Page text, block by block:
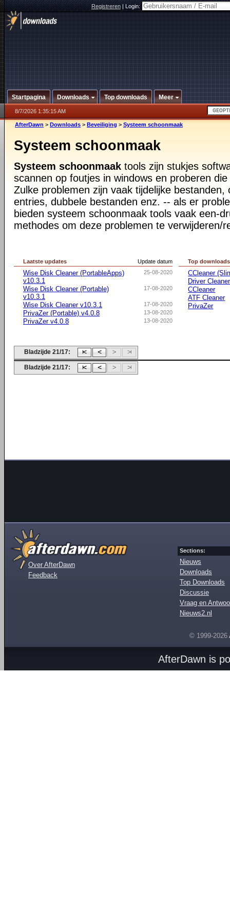
Registreren|Login:
Startpagina Downloads Top downloads Meer
8/7/2026 1:35:15 AM
AfterDawn > Downloads > Beveiliging > Systeem schoonmaak
Systeem schoonmaak
Systeem schoonmaak tools zijn stukjes
scannen op foutjes in windows en proberen
Zulke problemen zijn vaak tijdelijke bestanden,
entries, dubbele bestanden enz. -- als er
bieden systeem schoonmaak tools vaak een-
methodes om deze problemen te verwijderen/
Update datum
Laatste updates
25-08-2020
Wise Disk Cleaner (PortableApps)
v10.3.1
17-08-2020
Wise Disk Cleaner (Portable)
v10.3.1
17-08-2020
Wise Disk Cleaner v10.3.1
13-08-2020
PrivaZer (Portable) v4.0.8
13-08-2020
PrivaZer v4.0.8
Top downloads
CCleaner
Driver
CCleaner
ATF Cleaner
PrivaZer
Bladzijde 21/17:
Bladzijde 21/17:
Over AfterDawn
Feedback
Sections:
Nieuws
Downloads
Top Downloads
Discussie
Vraag en
Nieuws2.nl
© 1999-2026
AfterDawn is